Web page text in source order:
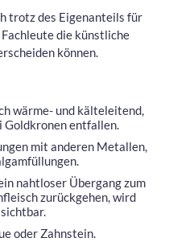
trotz des Eigenanteils für
die künstliche
können.
wärme- und kälteleitend,
Goldkronen entfallen.
mit anderen Metallen,
nahtloser Übergang zum
zurückgehen, wird
oder Zahnstein.